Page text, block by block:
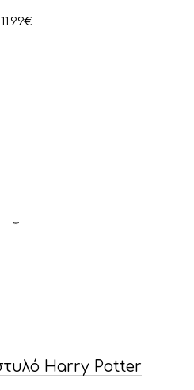
11.99€
Harry Potter